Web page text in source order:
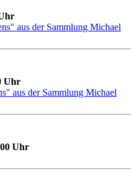
aus der Sammlung Michael
Uhr
aus der Sammlung Michael
Uhr